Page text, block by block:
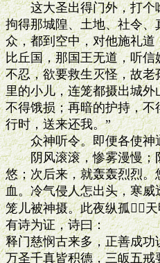
这大圣出得门外，打个唿
拘得那城隍、土地、社令
众，都到空中，对他施礼道
比丘国，那国王无道，听
不忍，欲要救生灭怪，故
里的小儿，连笼都摄出城
不得饿损；再暗的护持，
行时，送来还我。”
众神听令。即便各使神
阴风滚滚，惨雾漫慢；阴
悠；次后来，就轰轰烈烈
血。冷气侵人怎出头，寒
笼儿被神摄。此夜纵孤，
有诗为证，诗曰：
释门慈悯古来多，正善成功
万圣千真皆积德，三皈五戒